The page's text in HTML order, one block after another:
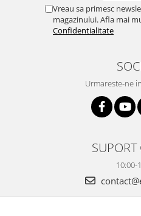
Vreau sa primesc
magazinului. Afla mai
Confidentialitate
Urmareste-ne
SUPORT
10:00-